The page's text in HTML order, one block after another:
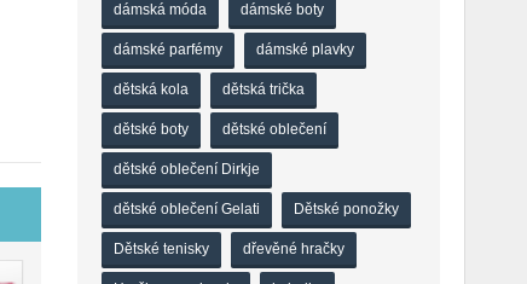
dámská móda dámské boty
dámské parfémy dámské plavky
dětská kola dětská trička
dětské boty dětské oblečení
dětské oblečení Dirkje
dětské oblečení Gelati Dětské ponožky
Dětské tenisky dřevěné hračky